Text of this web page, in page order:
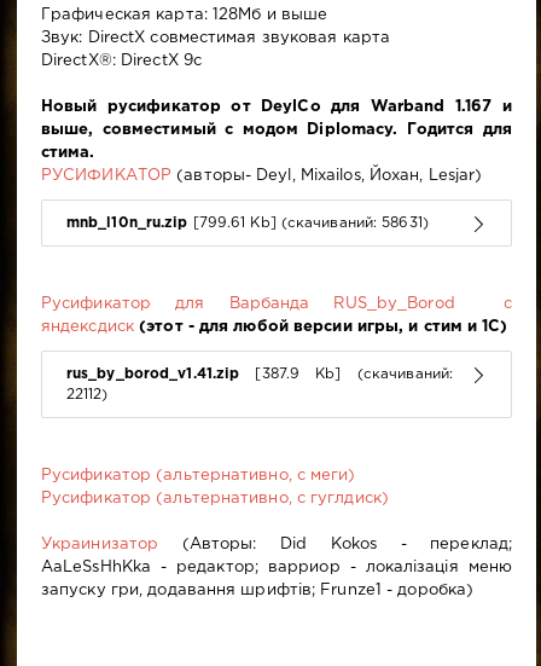
Графическая карта: 128Мб и выше
Звук: DirectX совместимая звуковая карта
DirectX®: DirectX 9c
Новый русификатор от DeylCo для Warband 1.167 и
выше, совместимый с модом Diplomacy. Годится для
стима.
РУСИФИКАТОР (авторы- Deyl, Mixailos, Йохан, Lesjar)
mnb_l10n_ru.zip [799.61 Kb] (cкачиваний: 58631)
Русификатор для Варбанда RUS_by_Borod с
яндексдиск (этот - для любой версии игры, и стим и 1С)
rus_by_borod_v1.41.zip [387.9 Kb] (cкачиваний:
22112)
Русификатор (альтернативно, с меги)
Русификатор (альтернативно, с гуглдиск)
Украинизатор
(Авторы: Did Kokos - переклад;
AaLeSsHhKka - редактор; варриор - локалізація меню
запуску гри, додавання шрифтів; Frunze1 - доробка)